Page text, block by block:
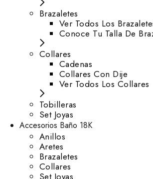
Brazaletes
Ver Todos Los
Conoce Tu Talla De
Collares
Cadenas
Collares Con Dije
Ver Todos Los Collares
Tobilleras
Set Joyas
Accesorios Baño 18K
Anillos
Aretes
Brazaletes
Collares
Set Joyas